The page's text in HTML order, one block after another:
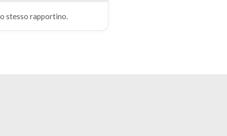
stesso rapportino.